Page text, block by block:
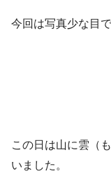
今回は写真少な目で
この日は山に雲（
いました。